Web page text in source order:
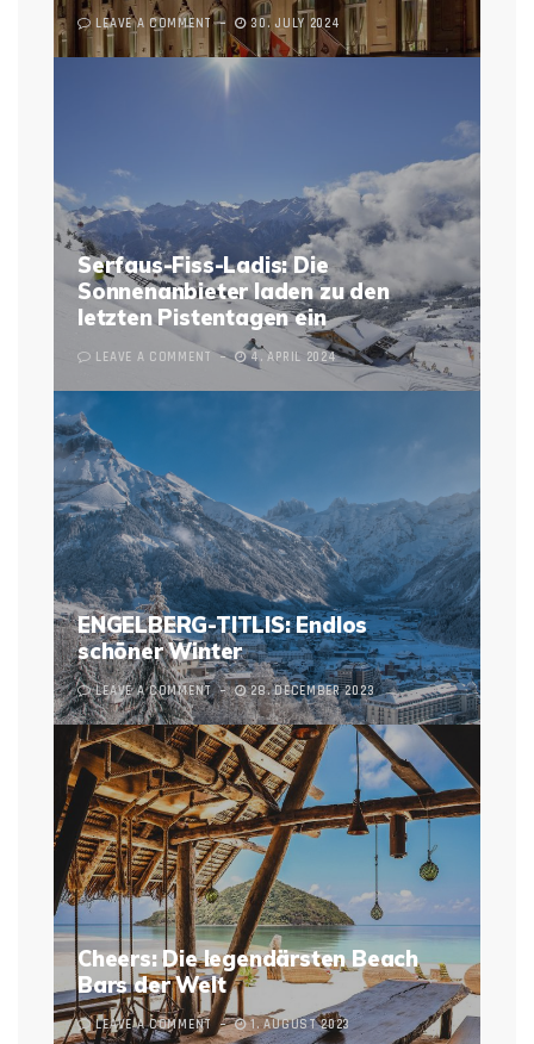
LEAVE A COMMENT 30. JULY 2024
Serfaus-Fiss-Ladis: Die
Sonnenanbieter laden zu den
letzten Pistentagen ein
LEAVE A COMMENT 4. APRIL 2024
ENGELBERG-TITLIS: Endlos
schöner Winter
LEAVE A COMMENT 28. DECEMBER 2023
Cheers: Die legendärsten Beach
Bars der Welt
LEAVE A COMMENT 1. AUGUST 2023